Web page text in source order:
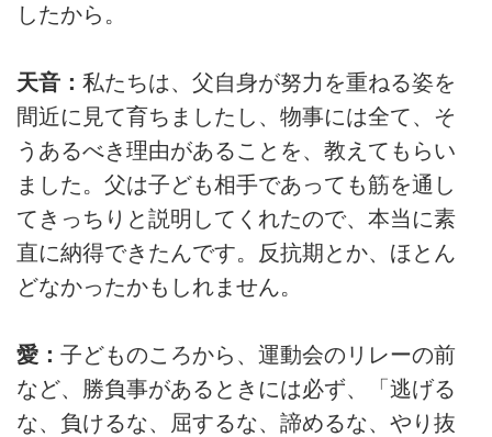
したから。
天音： 私たちは、父自身が努力を重ねる姿を
間近に見て育ちましたし、物事には全て、そ
うあるべき理由があることを、教えてもらい
ました。父は子ども相手であっても筋を通し
てきっちりと説明してくれたので、本当に素
直に納得できたんです。反抗期とか、ほとん
どなかったかもしれません。
愛： 子どものころから、運動会のリレーの前
など、勝負事があるときには必ず、「逃げる
な、負けるな、屈するな、諦めるな、やり抜